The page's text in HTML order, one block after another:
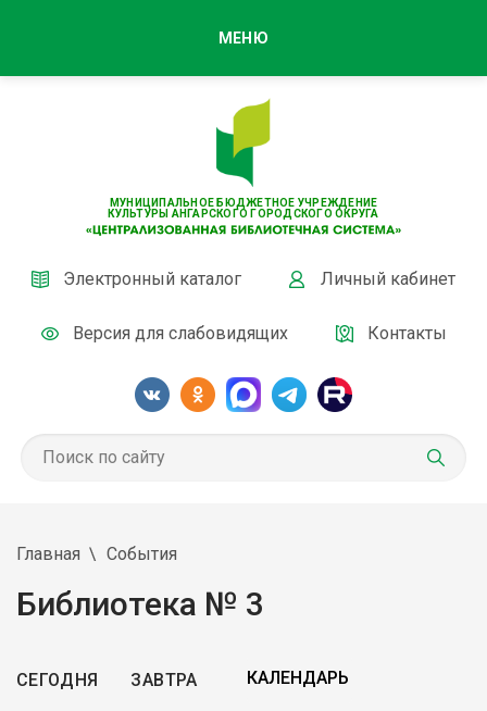
МУНИЦИПАЛЬНОЕ БЮДЖЕТНОЕ УЧРЕЖДЕНИЕ
КУЛЬТУРЫ АНГАРСКОГО ГОРОДСКОГО ОКРУГА
Электронный каталог Личный кабинет
Версия для слабовидящих Контакты
МЕНЮ
Главная События
Библиотека № 3
СЕГОДНЯ ЗАВТРА